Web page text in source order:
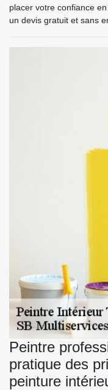
placer votre confiance
un devis gratuit et sans
Peintre
pratique des
peinture